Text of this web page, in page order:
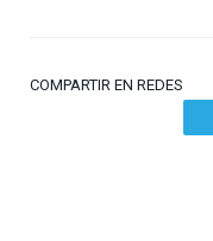
COMPARTIR EN REDES